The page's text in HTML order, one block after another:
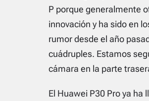
P porque generalmente
innovación y ha sido en
rumor desde el año
cuádruples. Estamos
cámara en la parte
El Huawei P30 Pro ya ha